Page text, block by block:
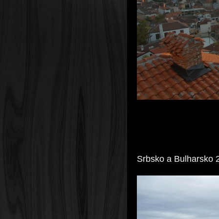
Srbsko a Bulharsko